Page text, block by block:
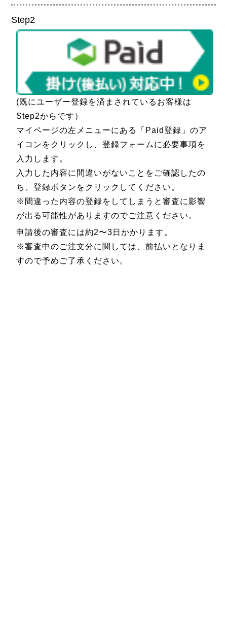
Step2
(既にユーザー登録を済まされているお客様は
Step2からです）
マイページの左メニューにある「Paid登録」のア
イコンをクリックし、登録フォームに必要事項を
入力します。
入力した内容に間違いがないことをご確認したの
ち、登録ボタンをクリックしてください。
※間違った内容の登録をしてしまうと審査に影響
が出る可能性がありますのでご注意ください。
申請後の審査には約2〜3日かかります。
※審査中のご注文分に関しては、前払いとなりま
すので予めご了承ください。